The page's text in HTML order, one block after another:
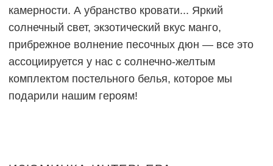
камерности. А убранство кровати... Яркий
солнечный свет, экзотический вкус манго,
прибрежное волнение песочных дюн — все это
ассоциируется у нас с солнечно-желтым
комплектом постельного белья, которое мы
подарили нашим героям!